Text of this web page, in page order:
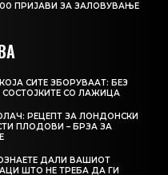
ПРИЈАВИ ЗА ЗАЛОВУВАЊЕ
СИТЕ ЗБОРУВААТ: БЕЗ
СОСТОЈКИТЕ СО ЛАЖИЦА
РЕЦЕПТ ЗА ЛОНДОНСКИ
ПЛОДОВИ – БРЗА ЗА
ДАЛИ ВАШИОТ
ШТО НЕ ТРЕБА ДА ГИ